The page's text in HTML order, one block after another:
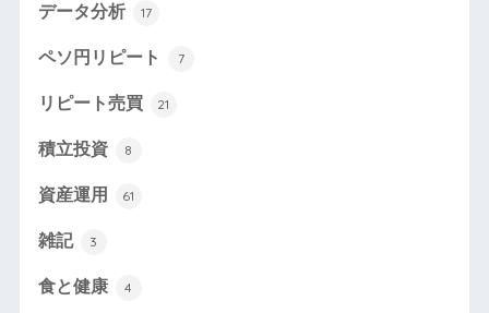
データ分析 17
ペソ円リピート 7
リピート売買 21
積立投資 8
資産運用 61
雑記 3
食と健康 4